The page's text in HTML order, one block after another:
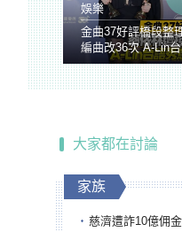
娛樂
金曲37好評橋段整
編曲改36次 A-Lin
腔
大家都在討論
家族
慈濟遭詐10億佣金！幕後宗教大師